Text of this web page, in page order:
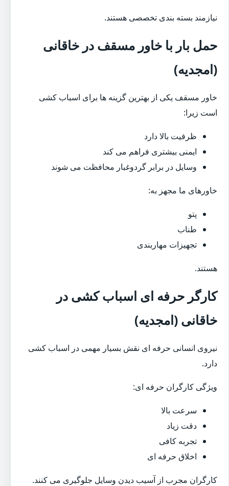
نیازمند بسته بندی تخصصی هستند.
حمل بار با خاور مسقف در خاقانی
(امجدیه)
خاور مسقف یکی از بهترین گزینه ها برای اسباب کشی
است زیرا:
ظرفیت بالا دارد
ایمنی بیشتری فراهم می کند
وسایل در برابر گردوغبار محافظت می شوند
خاورهای ما مجهز به:
پتو
طناب
تجهیزات مهاربندی
هستند.
کارگر حرفه ای اسباب کشی در
خاقانی (امجدیه)
نیروی انسانی حرفه ای نقش بسیار مهمی در اسباب کشی
دارد.
ویژگی کارگران حرفه ای:
سرعت بالا
دقت زیاد
تجربه کافی
اخلاق حرفه ای
کارگران مجرب از آسیب دیدن وسایل جلوگیری می کنند.